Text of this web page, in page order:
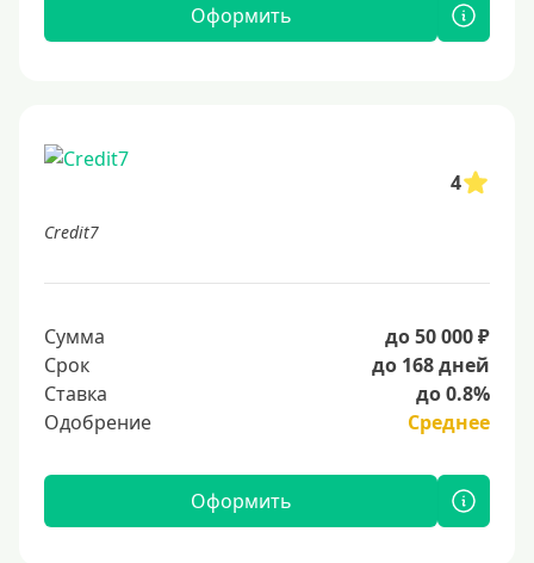
Оформить
4
Credit7
Сумма
до 50 000 ₽
Срок
до 168 дней
Ставка
до 0.8%
Одобрение
Среднее
Оформить